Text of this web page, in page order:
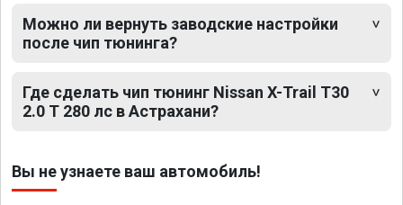
Можно ли вернуть заводские настройки
после чип тюнинга?
Где сделать чип тюнинг Nissan X-Trail T30
2.0 T 280 лс в Астрахани?
Вы не узнаете ваш автомобиль!